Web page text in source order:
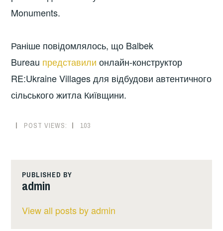
Monuments.
Раніше повідомлялось, що Balbek
Bureau представили онлайн-конструктор
RE:Ukraine Villages для відбудови автентичного
сільського житла Київщини.
POST VIEWS: 103
PUBLISHED BY
admin
View all posts by admin